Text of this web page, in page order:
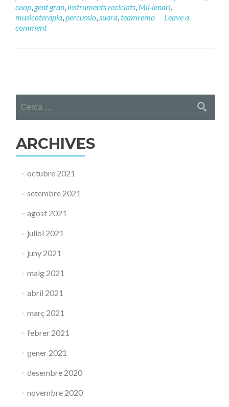
coop, gent gran, instruments reciclats, Mil·lenari,
musicoterapia,percussio,suara,teamremo
Leave a
comment
navigation
ARCHIVES
octubre 2021
setembre 2021
agost 2021
juliol 2021
juny 2021
maig 2021
abril 2021
març 2021
febrer 2021
gener 2021
desembre 2020
novembre 2020